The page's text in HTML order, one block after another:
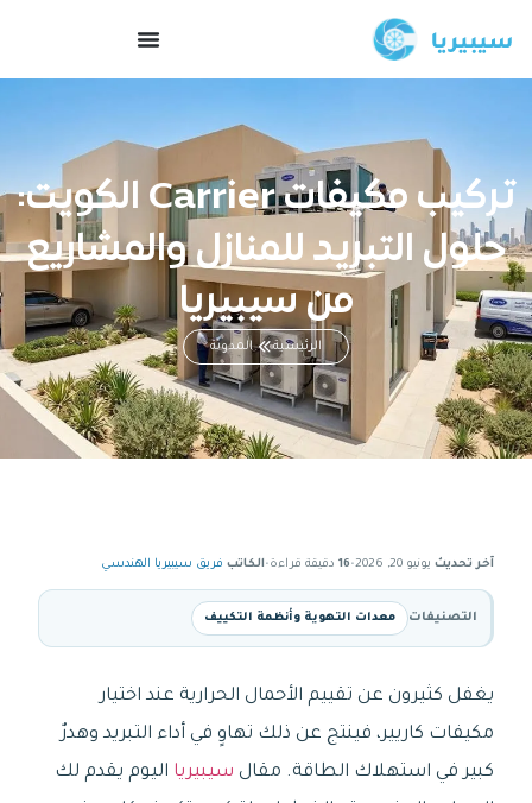
تركيب مكيفات Carrier الكويت:
حلول التبريد للمنازل والمشاريع
من سيبيريا
الرئيسية المدونة
آخر تحديث يونيو 20, 2026 •
16 دقيقة قراءة•الكاتب فريق سيبيريا الهندسي
التصنيفات معدات التهوية وأنظمة التكييف
يغفل كثيرون عن تقييم الأحمال الحرارية عند اختيار
مكيفات كاريير، فينتج عن ذلك تهاوٍ في أداء التبريد وهدرٌ
كبير في استهلاك الطاقة. مقال سيبيريا اليوم يقدم لك